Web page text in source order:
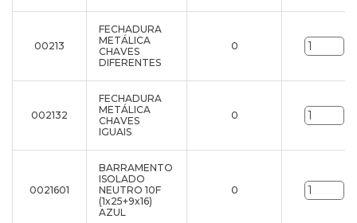
00213
FECHADURA
METÁLICA
CHAVES
DIFERENTES
0
002132
FECHADURA
METÁLICA
CHAVES
IGUAIS
0
0021601
BARRAMENTO
ISOLADO
NEUTRO 10F
(1x25+9x16)
AZUL
0